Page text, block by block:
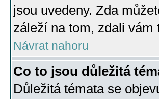
jsou uvedeny. Zda
záleží na tom, zdali
Návrat nahoru
Co to jsou důležitá
Důležitá témata se